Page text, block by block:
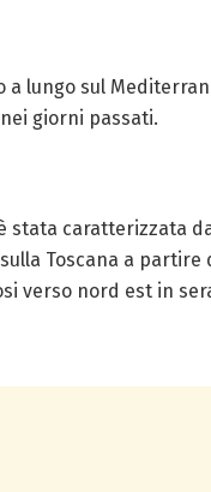
a lungo sul
giorni passati.
stata caratterizzata
Toscana a
verso nord est in